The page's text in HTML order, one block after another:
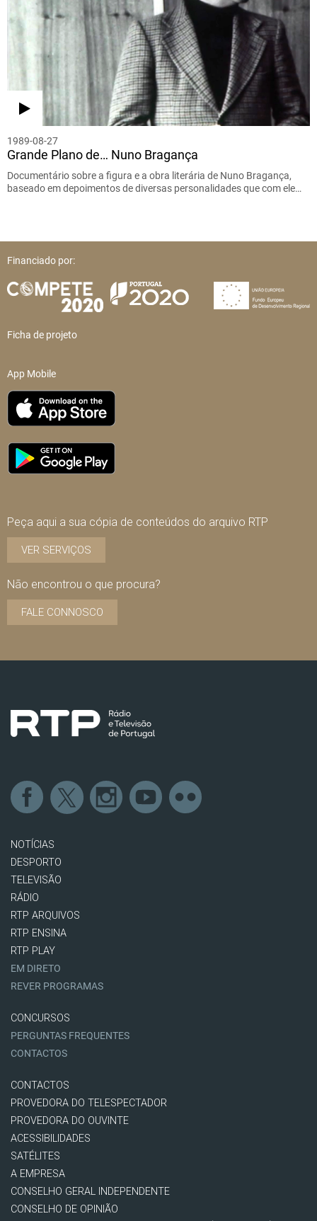
1989-08-27
Grande Plano de… Nuno Bragança
Documentário sobre a figura e a obra literária de Nuno Bragança,
baseado em depoimentos de diversas personalidades que com ele…
Financiado por:
Ficha de projeto
App Mobile
Peça aqui a sua cópia de conteúdos do arquivo RTP
VER SERVIÇOS
Não encontrou o que procura?
FALE CONNOSCO
NOTÍCIAS
DESPORTO
TELEVISÃO
RÁDIO
RTP ARQUIVOS
RTP ENSINA
RTP PLAY
EM DIRETO
REVER PROGRAMAS
CONCURSOS
PERGUNTAS FREQUENTES
CONTACTOS
CONTACTOS
PROVEDORA DO TELESPECTADOR
PROVEDORA DO OUVINTE
ACESSIBILIDADES
SATÉLITES
A EMPRESA
CONSELHO GERAL INDEPENDENTE
CONSELHO DE OPINIÃO